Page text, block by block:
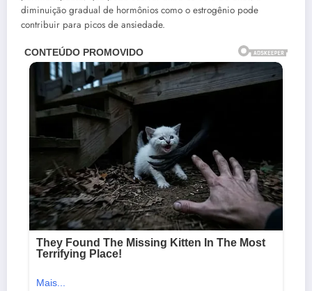
diminuição gradual de hormônios como o estrogênio pode
contribuir para picos de ansiedade.